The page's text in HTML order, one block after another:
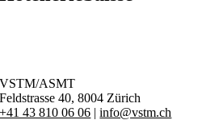
VSTM/ASMT
Feldstrasse 40,8004 Zürich
+41 43 810 06 06 |info@vstm.ch